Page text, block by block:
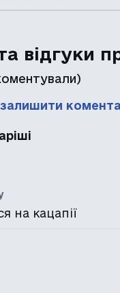
відгуки
залишити
на кацапії